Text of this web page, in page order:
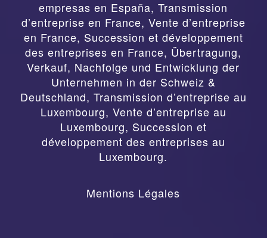
empresas en España,Transmission
d’entreprise en France, Vente d’entreprise
en France, Succession et développement
des entreprises en France, Übertragung,
Verkauf, Nachfolge und Entwicklung der
Unternehmen in der Schweiz &
Deutschland, Transmission d’entreprise au
Luxembourg, Vente d’entreprise au
Luxembourg, Succession et
développement des entreprises au
Luxembourg.
Mentions Légales